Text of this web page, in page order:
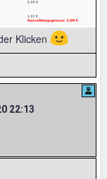
Klicken 🙂
22:13